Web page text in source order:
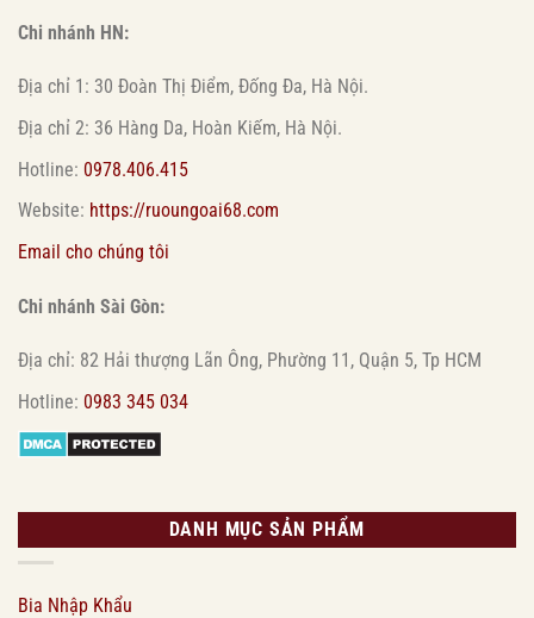
Chi nhánh HN:
Địa chỉ 1: 30 Đoàn Thị Điểm, Đống Đa, Hà Nội.
Địa chỉ 2: 36 Hàng Da, Hoàn Kiếm, Hà Nội.
Hotline: 0978.406.415
Website: https://ruoungoai68.com
Email cho chúng tôi
Chi nhánh Sài Gòn:
Địa chỉ: 82 Hải thượng Lãn Ông, Phường 11, Quận 5, Tp HCM
Hotline: 0983 345 034
DANH MỤC SẢN PHẨM
Bia Nhập Khẩu